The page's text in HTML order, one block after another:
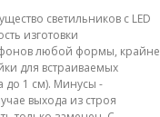
светильников с LED
изготовки
любой формы, крайне
для встраиваемых
до 1 см). Минусы -
выхода из строя